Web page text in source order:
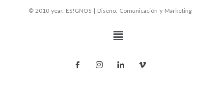
© 2010 year. ES!GNOS | Diseño, Comunicación y Marketing